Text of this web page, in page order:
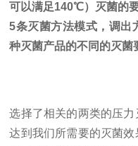
可以满足140℃）灭菌的
5条灭菌方法模式，调出
种灭菌产品的不同的灭菌
选择了相关的两类的压
达到我们所需要的灭菌